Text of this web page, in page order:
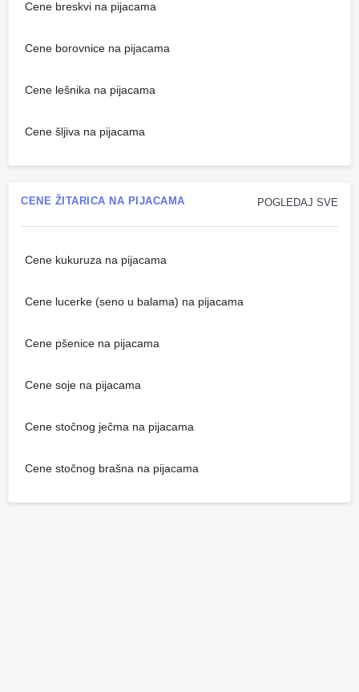
Cene breskvi na pijacama
Cene borovnice na pijacama
Cene lešnika na pijacama
Cene šljiva na pijacama
POGLEDAJ SVE
CENE ŽITARICA NA PIJACAMA
Cene kukuruza na pijacama
Cene lucerke (seno u balama) na pijacama
Cene pšenice na pijacama
Cene soje na pijacama
Cene stočnog ječma na pijacama
Cene stočnog brašna na pijacama